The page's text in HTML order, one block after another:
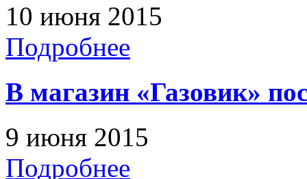
10 июня 2015
Подробнее
В магазин «Газовик»
9 июня 2015
Подробнее